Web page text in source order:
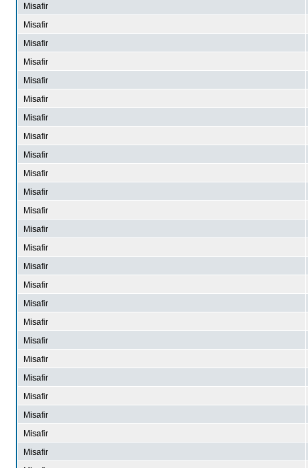
Misafir
Misafir
Misafir
Misafir
Misafir
Misafir
Misafir
Misafir
Misafir
Misafir
Misafir
Misafir
Misafir
Misafir
Misafir
Misafir
Misafir
Misafir
Misafir
Misafir
Misafir
Misafir
Misafir
Misafir
Misafir